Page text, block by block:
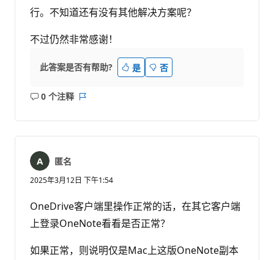
行。不知道还有没有其他解决方案呢？
不过仍然非常感谢！
此答案是否有帮助? 是 否
0 个注释
无
报
匿名
2025年3月12日 下午1:54
OneDrive客户端里操作正常的话，在其它客户端
上登录OneNote看看是否正常？
如果正常，则说明仅是Mac上这版OneNote副本